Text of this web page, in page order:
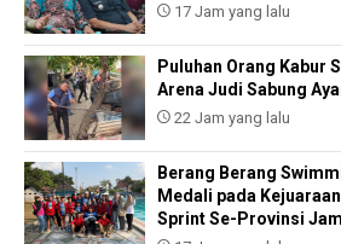
17 Jam yang lalu
Puluhan Orang Kabur
Arena Judi Sabung
22 Jam yang lalu
Berang Berang
Medali pada
Sprint Se-Provinsi